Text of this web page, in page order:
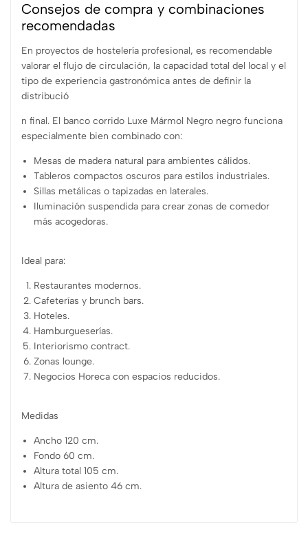
Consejos de compra y combinaciones
recomendadas
En proyectos de hostelería profesional, es recomendable
valorar el flujo de circulación, la capacidad total del local y el
tipo de experiencia gastronómica antes de definir la
distribució
n final. El banco corrido Luxe Mármol Negro negro funciona
especialmente bien combinado con:
Mesas de madera natural para ambientes cálidos.
Tableros compactos oscuros para estilos industriales.
Sillas metálicas o tapizadas en laterales.
Iluminación suspendida para crear zonas de comedor
más acogedoras.
Ideal para:
Restaurantes modernos.
Cafeterías y brunch bars.
Hoteles.
Hamburgueserías.
Interiorismo contract.
Zonas lounge.
Negocios Horeca con espacios reducidos.
Medidas
Ancho 120 cm.
Fondo 60 cm.
Altura total 105 cm.
Altura de asiento 46 cm.